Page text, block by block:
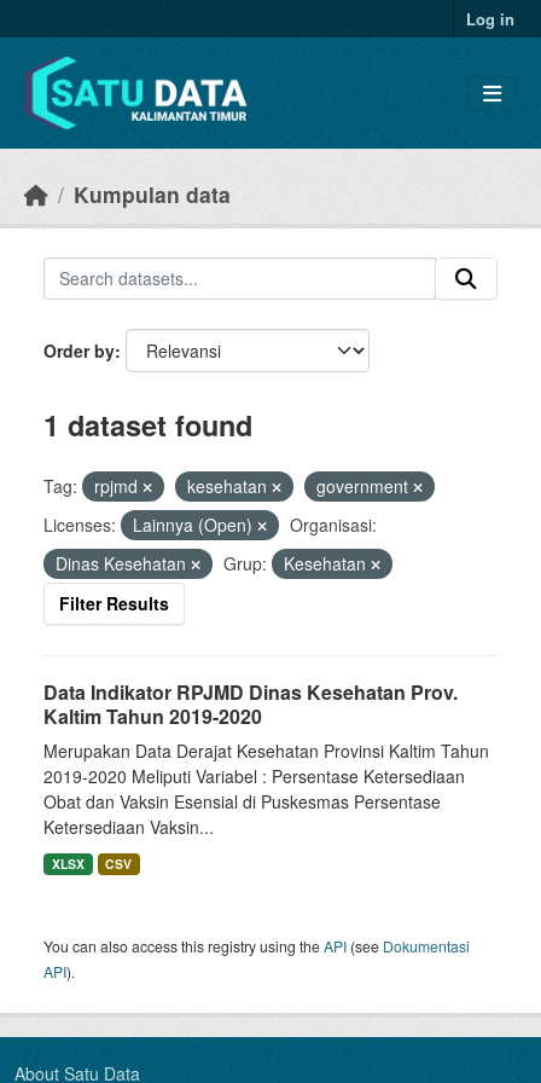
Log in
Kumpulan data
Order by
1 dataset found
Tag: rpjmd kesehatan
government
Licenses:
Lainnya (Open)
Organisasi:
Dinas Kesehatan
Grup:
Kesehatan
Filter Results
Data Indikator RPJMD Dinas Kesehatan Prov.
Kaltim Tahun 2019-2020
Merupakan Data Derajat Kesehatan Provinsi Kaltim Tahun
2019-2020 Meliputi Variabel : Persentase Ketersediaan
Obat dan Vaksin Esensial di Puskesmas Persentase
Ketersediaan Vaksin...
XLSX CSV
You can also access this registry using theAPI (see Dokumentasi
API).
About Satu Data